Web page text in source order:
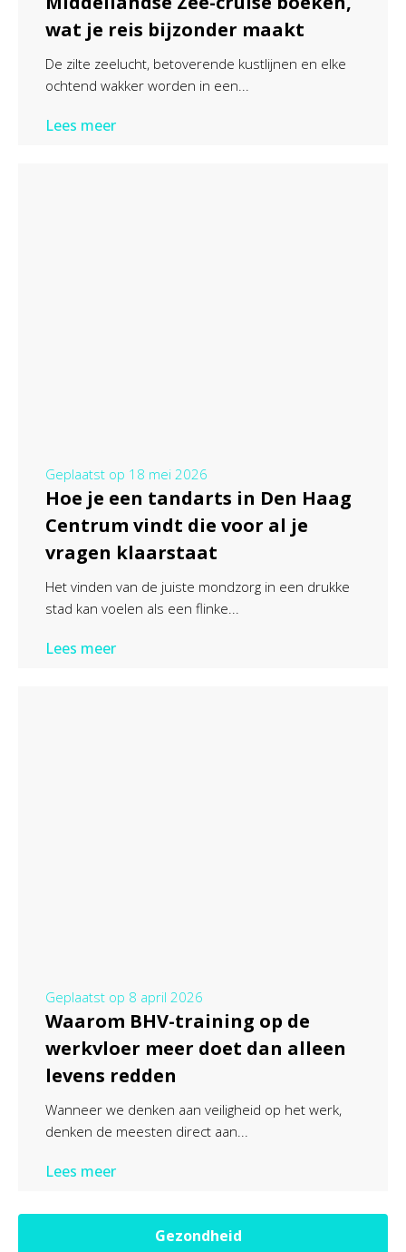
wat je reis bijzonder maakt
De zilte zeelucht, betoverende kustlijnen en elke
ochtend wakker worden in een...
Lees meer
Geplaatst op 18 mei 2026
Hoe je een tandarts in Den Haag
Centrum vindt die voor al je
vragen klaarstaat
Het vinden van de juiste mondzorg in een drukke
stad kan voelen als een flinke...
Lees meer
Geplaatst op 8 april 2026
Waarom BHV-training op de
werkvloer meer doet dan alleen
levens redden
Wanneer we denken aan veiligheid op het werk,
denken de meesten direct aan...
Lees meer
Gezondheid